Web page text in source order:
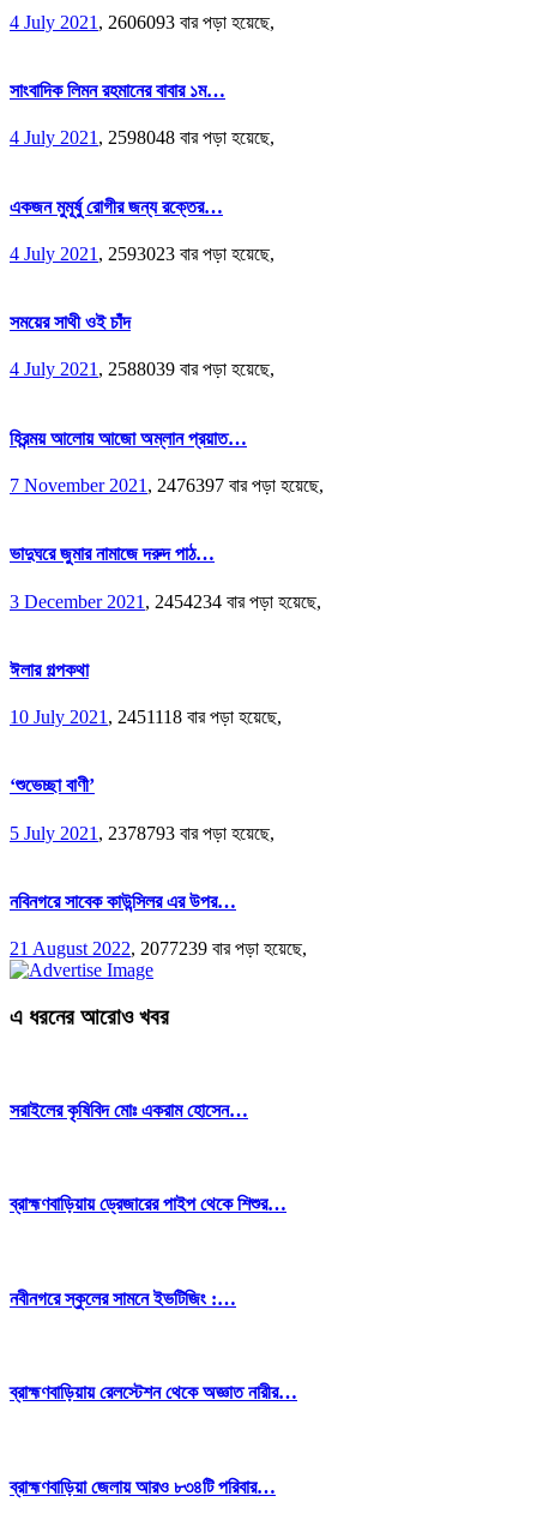
4 July 2021 , 2606093 বার পড়া হয়েছে,
সাংবাদিক লিমন রহমানের বাবার ১ম…
4 July 2021, 2598048 বার পড়া হয়েছে,
একজন মুমূর্ষু রোগীর জন্য রক্তের…
4 July 2021 , 2593023 বার পড়া হয়েছে,
সময়ের সাথী ওই চাঁদ
4 July 2021, 2588039 বার পড়া হয়েছে,
হিরন্ময় আলোয় আজো অম্লান প্রয়াত…
7 November 2021 , 2476397 বার পড়া হয়েছে,
ভাদুঘরে জুমার নামাজে দরুদ পাঠ…
3 December 2021 , 2454234 বার পড়া হয়েছে,
ঈলার গল্পকথা
10 July 2021 , 2451118 বার পড়া হয়েছে,
‘শুভেচ্ছা বাণী’
5 July 2021 , 2378793 বার পড়া হয়েছে,
নবিনগরে সাবেক কাউন্সিলর এর উপর…
21 August 2022, 2077239 বার পড়া হয়েছে,
এ ধরনের আরোও খবর
সরাইলের কৃষিবিদ মোঃ একরাম হোসেন…
ব্রাহ্মণবাড়িয়ায় ড্রেজারের পাইপ থেকে শিশুর…
নবীনগরে স্কুলের সামনে ইভটিজিং :…
ব্রাহ্মণবাড়িয়ায় রেলস্টেশন থেকে অজ্ঞাত নারীর…
ব্রাহ্মণবাড়িয়া জেলায় আরও ৮৩৪টি পরিবার…